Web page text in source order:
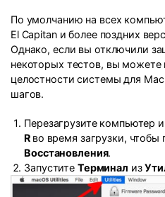
По умолчанию на всех
El Capitan и более поздних
Однако, если вы отключили
некоторых тестов, вы можете
целостности системы для
шагов.
Перезагрузите компьютер
R во время загрузки, чтобы
Восстановления.
Запустите Терминал из